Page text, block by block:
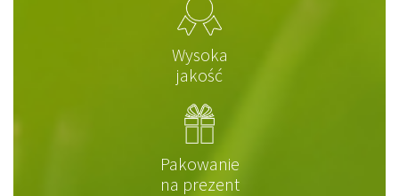
Wysoka
jakość
Pakowanie
na prezent